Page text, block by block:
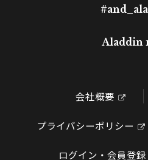
Aladdin
会社概要
プライバシーポリシー
ログイン・会員登録